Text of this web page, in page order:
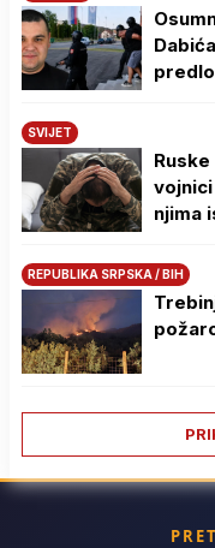
SVIJET
njima
REPUBLIKA SRPSKA / BIH